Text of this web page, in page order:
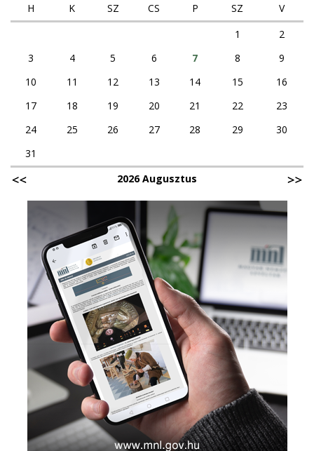
H
K SZ CS P SZ
V
1
2
3
4 5 6 7 8
9
10
11 12 13 14 15
16
17
18 19 20 21 22
23
24
25 26 27 28 29
30
31
2026 Augusztus